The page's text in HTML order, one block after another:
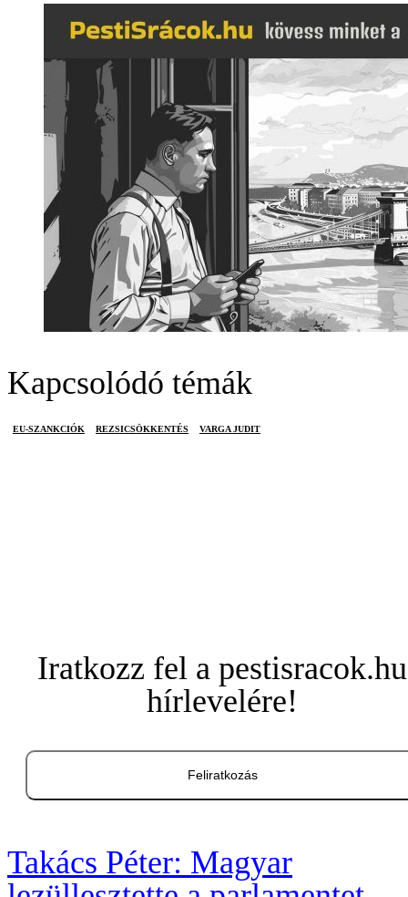
Kapcsolódó témák
EU-SZANKCIÓK REZSICSÖKKENTÉS VARGA JUDIT
Iratkozz fel a pestisracok.hu
hírlevelére!
Feliratkozás
Takács Péter: Magyar